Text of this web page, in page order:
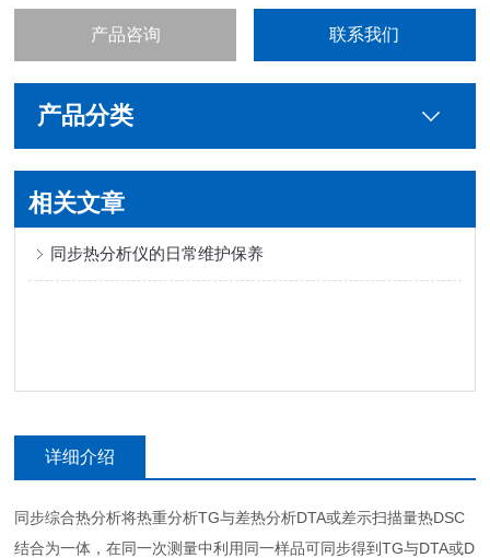
产品咨询 联系我们
产品分类
相关文章
同步热分析仪的日常维护保养
详细介绍
同步综合热分析将热重分析TG与差热分析DTA或差示扫描量热DSC
结合为一体，在同一次测量中利用同一样品可同步得到TG与DTA或D